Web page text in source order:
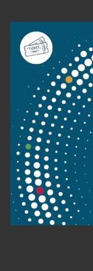
1095